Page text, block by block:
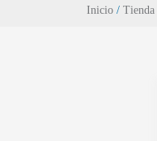
Inicio /Tienda